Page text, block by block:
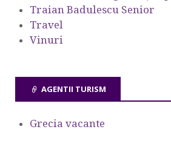
Traian Badulescu Senior
Travel
Vinuri
AGENTII TURISM
Grecia vacante